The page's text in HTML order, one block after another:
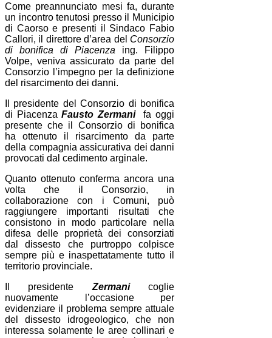
Come preannunciato mesi fa, durante
un incontro tenutosi presso il Municipio
di Caorso e presenti il Sindaco Fabio
Callori, il direttore d’area del Consorzio
di bonifica di Piacenza ing. Filippo
Volpe, veniva assicurato da parte del
Consorzio l’impegno per la definizione
del risarcimento dei danni.
Il presidente del Consorzio di bonifica
di PiacenzaFausto Zermanifa oggi
presente che il Consorzio di bonifica
ha ottenuto il risarcimento da parte
della compagnia assicurativa dei danni
provocati dal cedimento arginale.
Quanto ottenuto conferma ancora una
volta che il Consorzio, in
collaborazione con i Comuni, può
raggiungere importanti risultati che
consistono in modo particolare nella
difesa delle proprietà dei consorziati
dal dissesto che purtroppo colpisce
sempre più e inaspettatamente tutto il
territorio provinciale.
Il presidente Zermanicoglie
nuovamente l’occasione per
evidenziare il problema sempre attuale
del dissesto idrogeologico, che non
interessa solamente le aree collinari e